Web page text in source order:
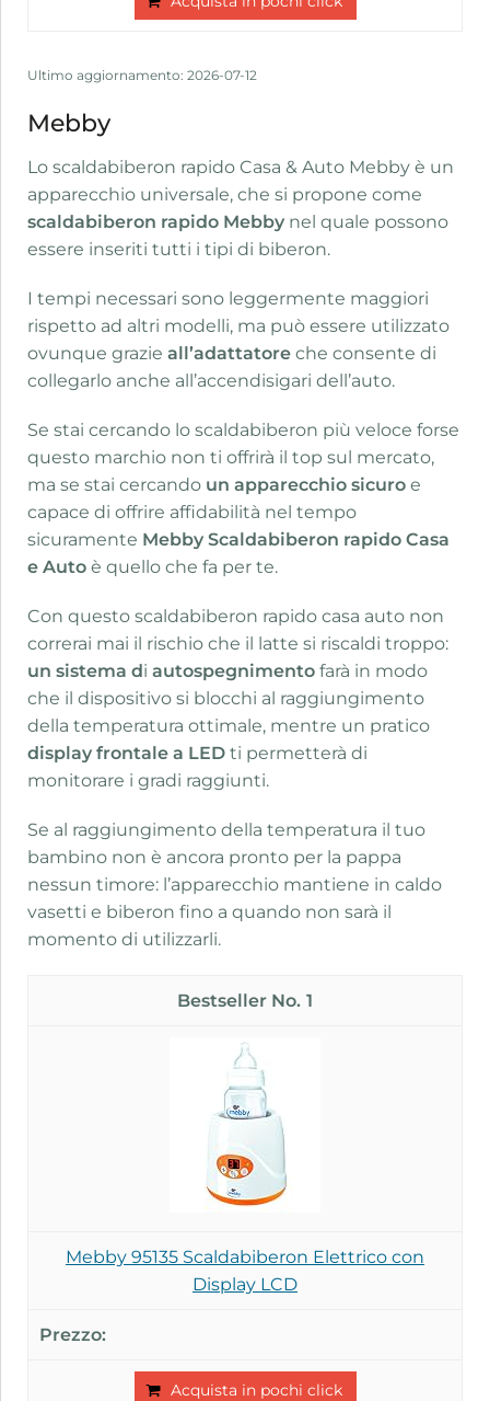
Ultimo aggiornamento: 2026-07-12
Mebby
Lo scaldabiberon rapido Casa & Auto Mebby è un
apparecchio universale, che si propone come
scaldabiberon rapido Mebby nel quale possono
essere inseriti tutti i tipi di biberon.
I tempi necessari sono leggermente maggiori
rispetto ad altri modelli, ma può essere utilizzato
ovunque grazie all’adattatore che consente di
collegarlo anche all’accendisigari dell’auto.
Se stai cercando lo scaldabiberon più veloce forse
questo marchio non ti offrirà il top sul mercato,
ma se stai cercando un apparecchio sicuro e
capace di offrire affidabilità nel tempo
sicuramente Mebby Scaldabiberon rapido Casa
e Auto è quello che fa per te.
Con questo scaldabiberon rapido casa auto non
correrai mai il rischio che il latte si riscaldi troppo:
un sistema d i autospegnimento farà in modo
che il dispositivo si blocchi al raggiungimento
della temperatura ottimale, mentre un pratico
display frontale a LED ti permetterà di
monitorare i gradi raggiunti.
Se al raggiungimento della temperatura il tuo
bambino non è ancora pronto per la pappa
nessun timore: l’apparecchio mantiene in caldo
vasetti e biberon fino a quando non sarà il
momento di utilizzarli.
1
Mebby 95135 Scaldabiberon Elettrico con
Display LCD
Acquista in pochi click